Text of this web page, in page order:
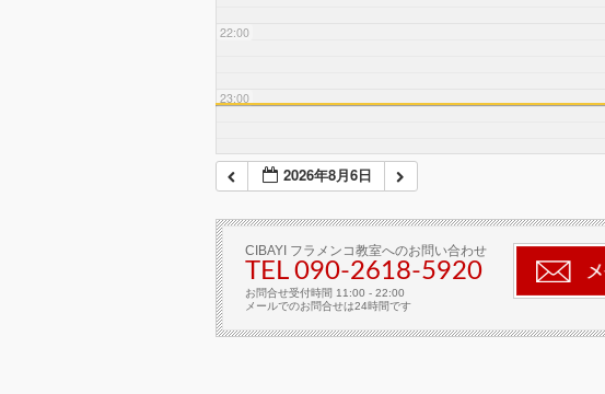
22:00
23:00
2026年8月6日
CIBAYI フラメンコ教室へのお問い合わせ
TEL 090-2618‐5920
お問合せ受付時間 11:00 - 22:00
メールでのお問合せは24時間です